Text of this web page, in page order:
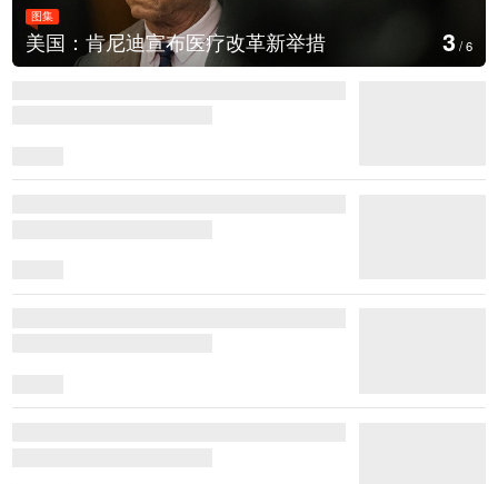
图集
美国：肯尼迪宣布医疗改革新举措 4 /6